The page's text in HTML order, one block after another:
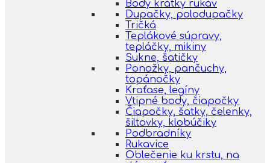
Body krátky rukáv
Dupačky, polodupačky
Tričká
Teplákové súpravy,
tepláčky, mikiny
Sukne, šatičky
Ponožky, pančuchy,
topánočky
Kraťase, legíny
Vtipné body, čiapočky
Čiapočky, šatky, čelenky,
šiltovky, klobúčiky
Podbradníky
Rukavice
Oblečenie ku krstu, na